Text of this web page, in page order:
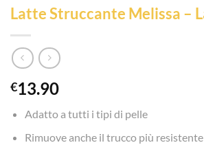
Latte Struccante Melissa –
€13.90
Adatto a tutti i tipi di pelle
Rimuove anche il trucco più resistente